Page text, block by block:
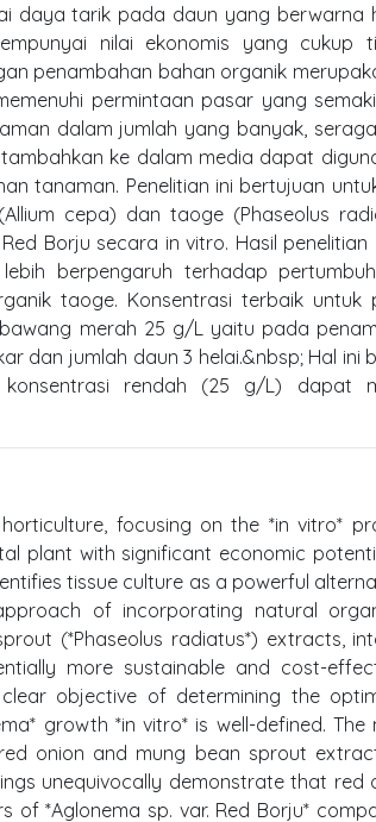
daya tarik pada daun yang berwarna
nilai ekonomis yang cukup
penambahan bahan organik
permintaan pasar yang
dalam jumlah yang banyak,
ke dalam media dapat
tanaman. Penelitian ini bertujuan
cepa) dan taoge (Phaseolus
Borju secara in vitro. Hasil penelitian
berpengaruh terhadap
taoge. Konsentrasi terbaik untuk
merah 25 g/L yaitu pada
dan jumlah daun 3 helai.&nbsp; Hal ini
rendah (25 g/L) dapat
focusing on the *in vitro*
plant with significant economic
tissue culture as a powerful
of incorporating natural
(*Phaseolus radiatus*) extracts,
more sustainable and cost-
objective of determining the
growth *in vitro* is well-defined. The
onion and mung bean sprout
unequivocally demonstrate that red
*Aglonema sp. var. Red Borju*